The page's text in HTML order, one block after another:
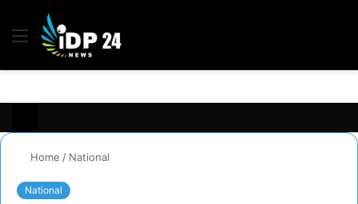
Menu
Home / National
National